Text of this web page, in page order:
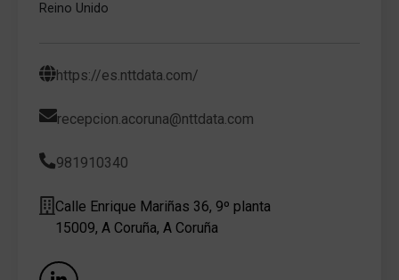
Reino Unido
https://es.nttdata.com/
recepcion.acoruna@nttdata.com
981910340
Calle Enrique Mariñas 36, 9º planta
15009, A Coruña, A Coruña